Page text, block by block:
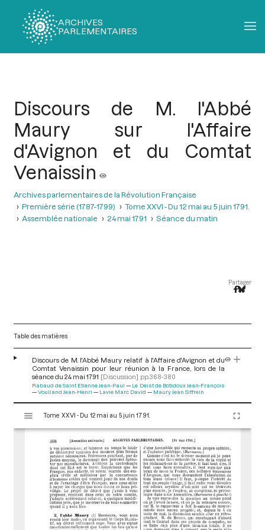
ARCHIVES
PARLEMENTAIRES
Discours de M. l'Abbé
Maury sur l'Affaire
d'Avignon et du Comtat
Venaissin
Archives parlementaires de la Révolution Française
Première série (1787-1799)
Tome XXVI - Du 12 mai au 5 juin 1791.
Assemblée nationale
24 mai 1791 Séance du matin
Partager
Table des matières
Discours de M. l'Abbé Maury relatif à l'Affaire d'Avignon et du
Comtat Venaissin pour leur réunion à la France, lors de la
séance du 24 mai 1791 [Discussion] pp.368-380
Rabaud de Saint Etienne Jean-Paul
Le Deist de Botidoux Jean-François
Voulland Jean-Henri
Lavie Marc David Maury Jean Siffrein
s
Tome XXVI - Du 12 mai au 5 juin 1791.